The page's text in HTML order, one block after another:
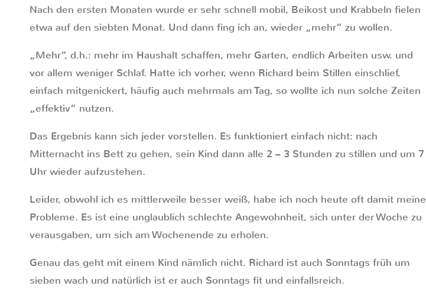
Nach den ersten Monaten wurde er sehr schnell mobil, Beikost und Krabbeln fielen
etwa auf den siebten Monat. Und dann fing ich an, wieder „mehr“ zu wollen.
„Mehr“, d.h.: mehr im Haushalt schaffen, mehr Garten, endlich Arbeiten usw. und
vor allem weniger Schlaf. Hatte ich vorher, wenn Richard beim Stillen einschlief,
einfach mitgenickert, häufig auch mehrmals am Tag, so wollte ich nun solche Zeiten
„effektiv“ nutzen.
Das Ergebnis kann sich jeder vorstellen. Es funktioniert einfach nicht: nach
Mitternacht ins Bett zu gehen, sein Kind dann alle 2 – 3 Stunden zu stillen und um 7
Uhr wieder aufzustehen.
Leider, obwohl ich es mittlerweile besser weiß, habe ich noch heute oft damit meine
Probleme. Es ist eine unglaublich schlechte Angewohnheit, sich unter der Woche zu
verausgaben, um sich am Wochenende zu erholen.
Genau das geht mit einem Kind nämlich nicht. Richard ist auch Sonntags früh um
sieben wach und natürlich ist er auch Sonntags fit und einfallsreich.